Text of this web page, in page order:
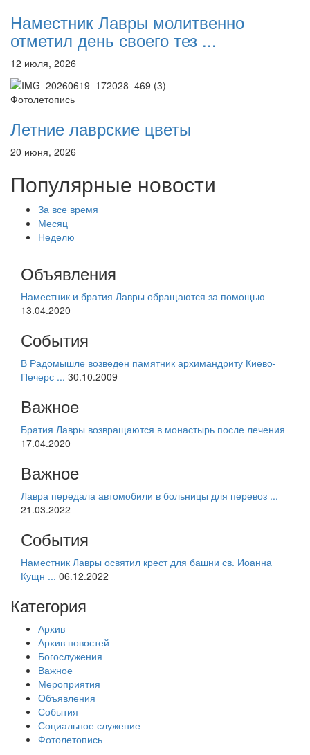
Наместник Лавры молитвенно
отметил день своего тез ...
12 июля, 2026
Фотолетопись
Летние лаврские цветы
20 июня, 2026
Популярные новости
За все время
Месяц
Неделю
Объявления
Наместник и братия Лавры обращаются за помощью
13.04.2020
События
В Радомышле возведен памятник архимандриту Киево-
Печерс ... 30.10.2009
Важное
Братия Лавры возвращаются в монастырь после лечения
17.04.2020
Важное
Лавра передала автомобили в больницы для перевоз ...
21.03.2022
События
Наместник Лавры освятил крест для башни св. Иоанна
Кущн ... 06.12.2022
Категория
Архив
Архив новостей
Богослужения
Важное
Мероприятия
Объявления
События
Социальное служение
Фотолетопись